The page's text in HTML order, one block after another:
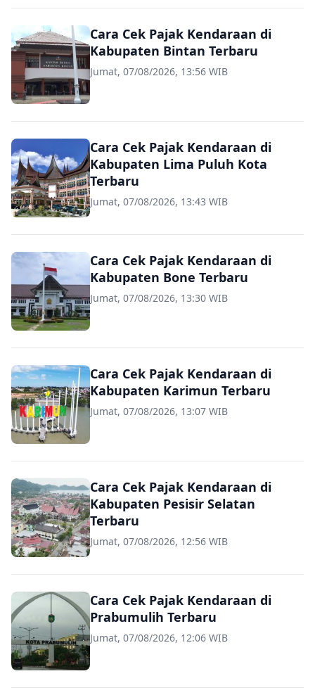
Cara Cek Pajak Kendaraan di
Kabupaten Bintan Terbaru
Jumat, 07/08/2026, 13:56 WIB
Cara Cek Pajak Kendaraan di
Kabupaten Lima Puluh Kota
Terbaru
Jumat, 07/08/2026, 13:43 WIB
Cara Cek Pajak Kendaraan di
Kabupaten Bone Terbaru
Jumat, 07/08/2026, 13:30 WIB
Cara Cek Pajak Kendaraan di
Kabupaten Karimun Terbaru
Jumat, 07/08/2026, 13:07 WIB
Cara Cek Pajak Kendaraan di
Kabupaten Pesisir Selatan
Terbaru
Jumat, 07/08/2026, 12:56 WIB
Cara Cek Pajak Kendaraan di
Prabumulih Terbaru
Jumat, 07/08/2026, 12:06 WIB